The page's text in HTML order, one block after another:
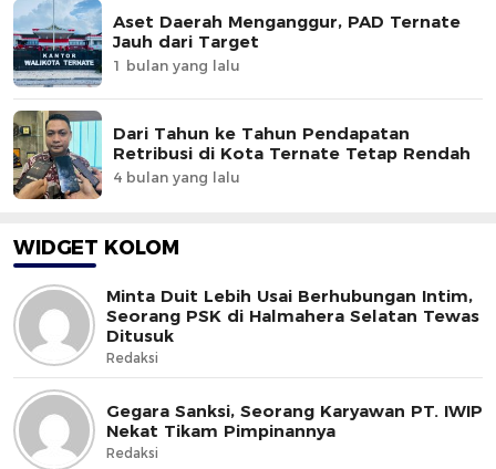
Aset Daerah Menganggur, PAD Ternate
Jauh dari Target
1 bulan yang lalu
Dari Tahun ke Tahun Pendapatan
Retribusi di Kota Ternate Tetap Rendah
4 bulan yang lalu
WIDGET KOLOM
Minta Duit Lebih Usai Berhubungan Intim,
Seorang PSK di Halmahera Selatan Tewas
Ditusuk
Redaksi
Gegara Sanksi, Seorang Karyawan PT. IWIP
Nekat Tikam Pimpinannya
Redaksi